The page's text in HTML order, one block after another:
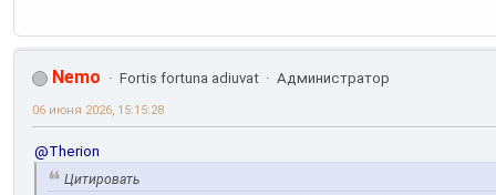
Nemo Fortis fortuna adiuvat Администратор
06 июня 2026, 15:15:28
@Therion
Цитировать